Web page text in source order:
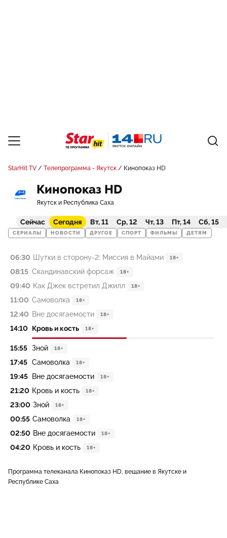
StarHit TV Телепрограмма - Якутск Кинопоказ HD
Кинопоказ HD
Якутск и Республика Саха
Сейчас Сегодня Вт, 11 Ср, 12 Чт, 13 Пт, 14 Сб, 15
СЕРИАЛЫ НОВОСТИ ДРУГОЕ СПОРТ ФИЛЬМЫ ДЕТЯМ
06:30 Шутки в сторону-2: Миссия в Майами 18+
08:15 Скандинавский форсаж 18+
09:40 Как Джек встретил Джилл 18+
11:00 Самоволка 18+
12:40 Вне досягаемости 18+
14:10 Кровь и кость 18+
15:55 Зной 18+
17:45 Самоволка 18+
19:45 Вне досягаемости 18+
21:20 Кровь и кость 18+
23:00 Зной 18+
00:55 Самоволка 18+
02:50 Вне досягаемости 18+
04:20 Кровь и кость 18+
Программа телеканала Кинопоказ HD, вещание в Якутске и
Республике Саха